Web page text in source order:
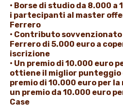
• Borse di studio da 8.000
i partecipanti al master
Ferrero
• Contributo
Ferrero di 5.000 euro a
iscrizione
• Un premio di 10.000 euro
ottiene il miglior punteggio
premio di 10.000 euro per
un premio da 10.000 euro
Case